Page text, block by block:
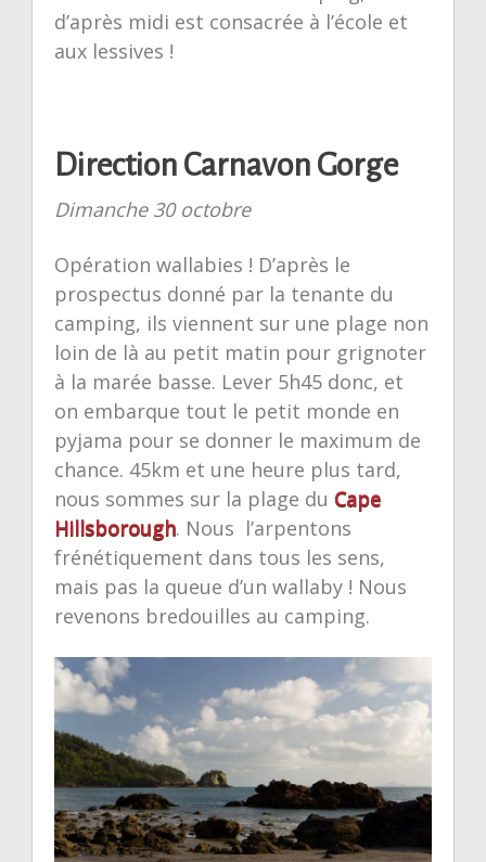
d’après midi est consacrée à l’école et
aux lessives !
Direction Carnavon Gorge
Dimanche 30 octobre
Opération wallabies ! D’après le
prospectus donné par la tenante du
camping, ils viennent sur une plage non
loin de là au petit matin pour grignoter
à la marée basse. Lever 5h45 donc, et
on embarque tout le petit monde en
pyjama pour se donner le maximum de
chance. 45km et une heure plus tard,
nous sommes sur la plage du Cape
Hillsborough. Nous l’arpentons
frénétiquement dans tous les sens,
mais pas la queue d’un wallaby ! Nous
revenons bredouilles au camping.